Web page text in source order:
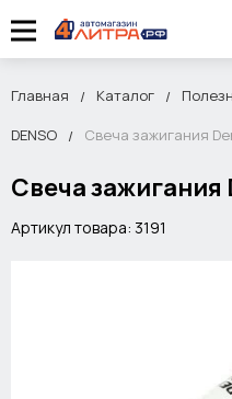
Главная Каталог
DENSO
Свеча зажигания
Свеча зажигания
Артикул товара: 3191